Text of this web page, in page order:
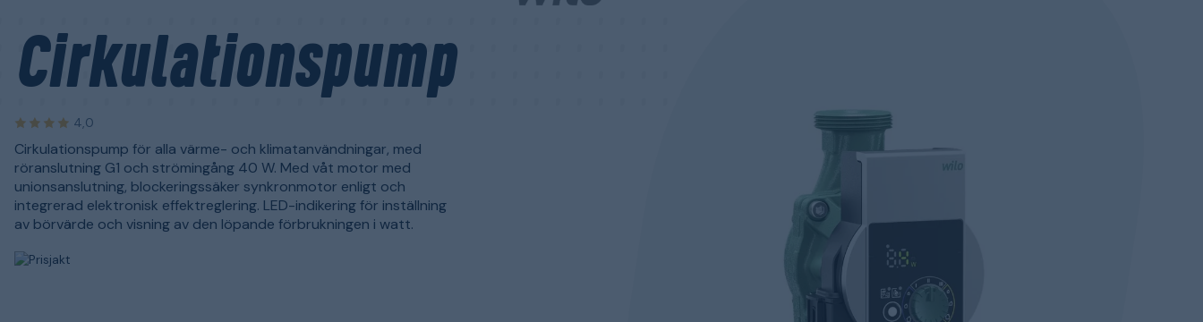
Cirkulationspump
4,0
Cirkulationspump för alla värme- och klimatanvändningar, med
röranslutning G1 och strömingång 40 W. Med våt motor med
unionsanslutning, blockeringssäker synkronmotor enligt och
integrerad elektronisk effektreglering. LED-indikering för inställning
av börvärde och visning av den löpande förbrukningen i watt.